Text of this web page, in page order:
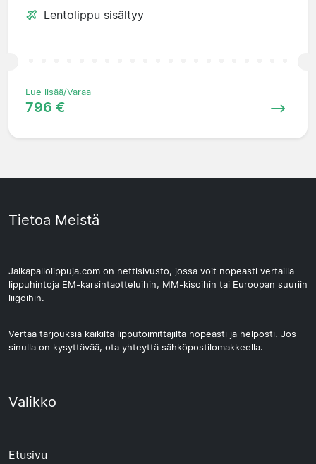
Lentolippu sisältyy
Lue lisää/Varaa
796 €
Tietoa Meistä
Jalkapallolippuja.com on nettisivusto, jossa voit nopeasti vertailla
lippuhintoja EM-karsintaotteluihin, MM-kisoihin tai Euroopan suuriin
liigoihin.
Vertaa tarjouksia kaikilta lipputoimittajilta nopeasti ja helposti. Jos
sinulla on kysyttävää, ota yhteyttä sähköpostilomakkeella.
Valikko
Etusivu